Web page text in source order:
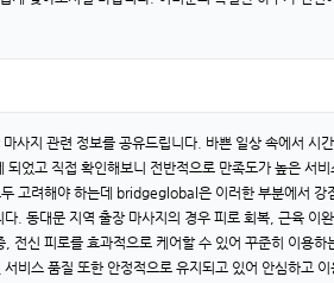
지 관련 정보를 공유드립니다. 바쁜 일상 속에서 시
고 직접 확인해보니 전반적으로 만족도가 높은 서
고려해야 하는데 bridgeglobal은 이러한 부분에서 강
. 동대문 지역 출장 마사지의 경우 피로 회복, 근육 이
전신 피로를 효과적으로 케어할 수 있어 꾸준히 이용
비스 품질 또한 안정적으로 유지되고 있어 안심하고